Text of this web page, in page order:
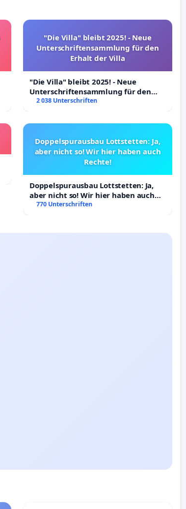
"Die Villa" bleibt 2025! - Neue
Unterschriftensammlung für den
Erhalt der Villa
"Die Villa" bleibt 2025! - Neue
Unterschriftensammlung für den
Erhalt der Villa
2 038 Unterschriften
Doppelspurausbau Lottstetten: Ja,
aber nicht so! Wir hier haben auch
Rechte!
Doppelspurausbau Lottstetten: Ja,
aber nicht so! Wir hier haben auch
Rechte!
770 Unterschriften